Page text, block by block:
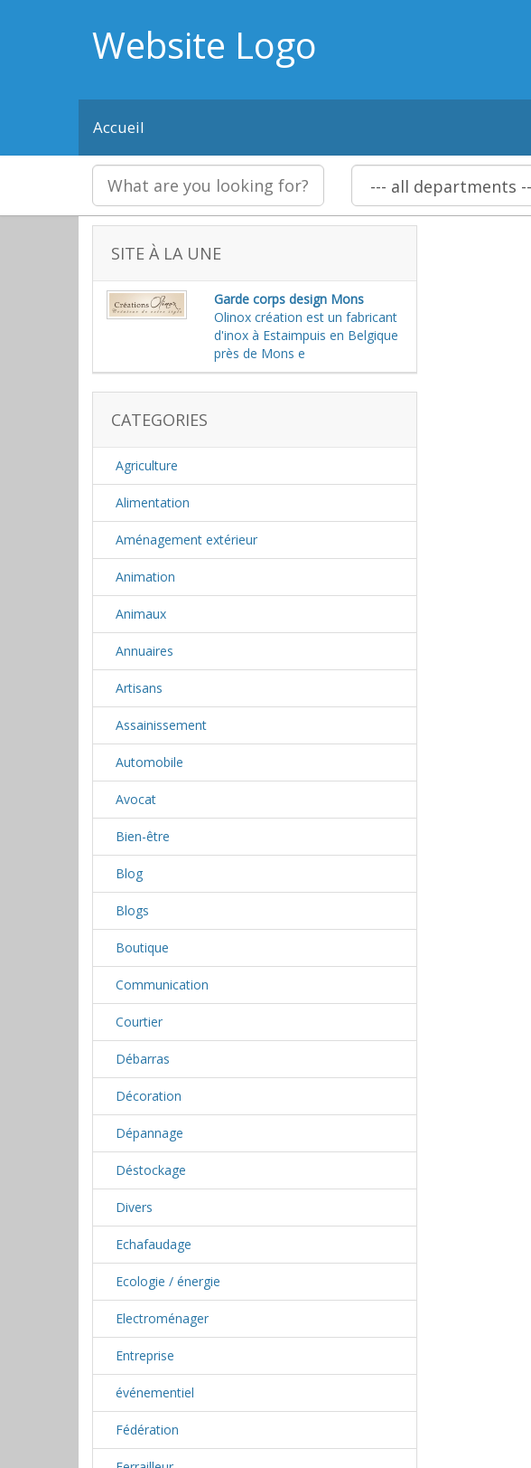
Website Logo
Accueil
SITE À LA UNE
Garde corps design Mons
Olinox création est un fabricant
d'inox à Estaimpuis en Belgique
près de Mons e
CATEGORIES
Agriculture
Alimentation
Aménagement extérieur
Animation
Animaux
Annuaires
Artisans
Assainissement
Automobile
Avocat
Bien-être
Blog
Blogs
Boutique
Communication
Courtier
Débarras
Décoration
Dépannage
Déstockage
Divers
Echafaudage
Ecologie / énergie
Electroménager
Entreprise
événementiel
Fédération